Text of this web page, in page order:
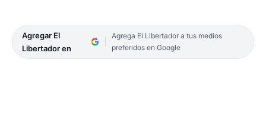
Agregar El
Libertador en
Agrega El Libertador a tus medios
preferidos en Google